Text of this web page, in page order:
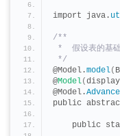
import java.
/**
*  假设表的基
*/
@Model.model(
@Model(
@Model.
public
public